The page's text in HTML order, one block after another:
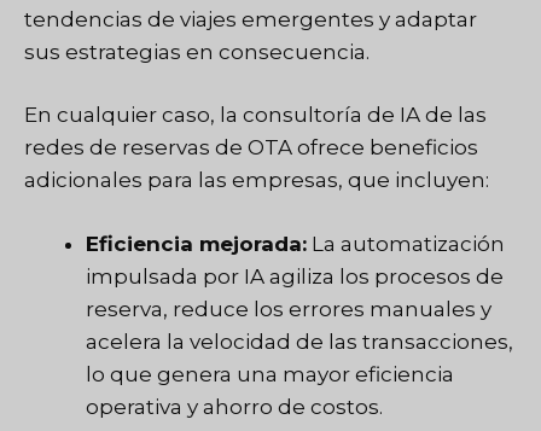
tendencias de viajes emergentes y adaptar
sus estrategias en consecuencia.
En cualquier caso, la consultoría de IA de las
redes de reservas de OTA ofrece beneficios
adicionales para las empresas, que incluyen:
Eficiencia mejorada: La automatización
impulsada por IA agiliza los procesos de
reserva, reduce los errores manuales y
acelera la velocidad de las transacciones,
lo que genera una mayor eficiencia
operativa y ahorro de costos.